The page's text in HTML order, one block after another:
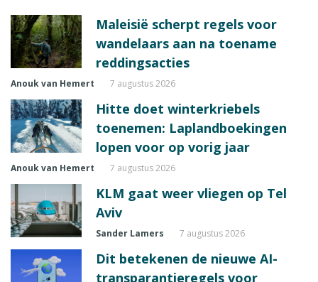
Maleisië scherpt regels voor
wandelaars aan na toename
reddingsacties
Anouk van Hemert 7 augustus 2026
Hitte doet winterkriebels
toenemen: Laplandboekingen
lopen voor op vorig jaar
Anouk van Hemert 7 augustus 2026
KLM gaat weer vliegen op Tel
Aviv
Sander Lamers 7 augustus 2026
Dit betekenen de nieuwe AI-
transparantieregels voor